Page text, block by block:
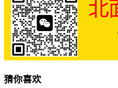
猜你喜欢